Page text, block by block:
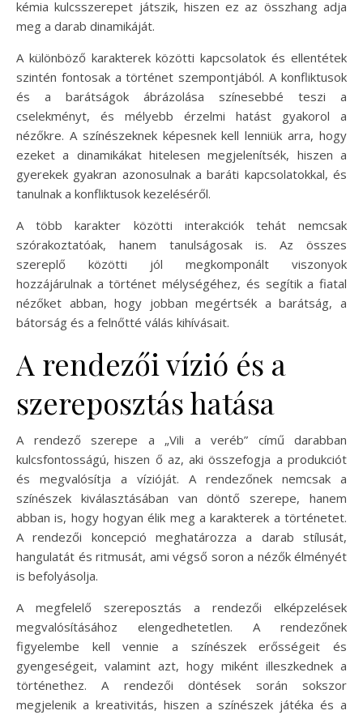
kémia kulcsszerepet játszik, hiszen ez az összhang adja
meg a darab dinamikáját.
A különböző karakterek közötti kapcsolatok és ellentétek
szintén fontosak a történet szempontjából. A konfliktusok
és a barátságok ábrázolása színesebbé teszi a
cselekményt, és mélyebb érzelmi hatást gyakorol a
nézőkre. A színészeknek képesnek kell lenniük arra, hogy
ezeket a dinamikákat hitelesen megjelenítsék, hiszen a
gyerekek gyakran azonosulnak a baráti kapcsolatokkal, és
tanulnak a konfliktusok kezeléséről.
A több karakter közötti interakciók tehát nemcsak
szórakoztatóak, hanem tanulságosak is. Az összes
szereplő közötti jól megkomponált viszonyok
hozzájárulnak a történet mélységéhez, és segítik a fiatal
nézőket abban, hogy jobban megértsék a barátság, a
bátorság és a felnőtté válás kihívásait.
A rendezői vízió és a
szereposztás hatása
A rendező szerepe a „Vili a veréb” című darabban
kulcsfontosságú, hiszen ő az, aki összefogja a produkciót
és megvalósítja a vízióját. A rendezőnek nemcsak a
színészek kiválasztásában van döntő szerepe, hanem
abban is, hogy hogyan élik meg a karakterek a történetet.
A rendezői koncepció meghatározza a darab stílusát,
hangulatát és ritmusát, ami végső soron a nézők élményét
is befolyásolja.
A megfelelő szereposztás a rendezői elképzelések
megvalósításához elengedhetetlen. A rendezőnek
figyelembe kell vennie a színészek erősségeit és
gyengeségeit, valamint azt, hogy miként illeszkednek a
történethez. A rendezői döntések során sokszor
megjelenik a kreativitás, hiszen a színészek játéka és a